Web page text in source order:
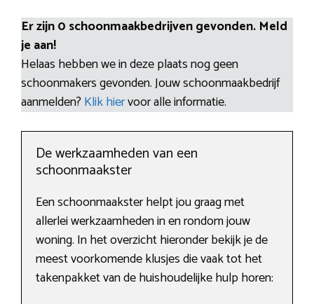
Er zijn 0 schoonmaakbedrijven gevonden. Meld
je aan!
Helaas hebben we in deze plaats nog geen
schoonmakers gevonden. Jouw schoonmaakbedrijf
aanmelden? Klik hiervoor alle informatie.
De werkzaamheden van een
schoonmaakster
Een schoonmaakster helpt jou graag met
allerlei werkzaamheden in en rondom jouw
woning. In het overzicht hieronder bekijk je de
meest voorkomende klusjes die vaak tot het
takenpakket van de huishoudelijke hulp horen: